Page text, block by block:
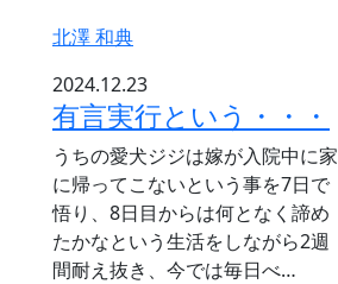
北澤 和典
2024.12.23
有言実行という・・・
うちの愛犬ジジは嫁が入院中に家
に帰ってこないという事を7日で
悟り、8日目からは何となく諦め
たかなという生活をしながら2週
間耐え抜き、今では毎日べ…